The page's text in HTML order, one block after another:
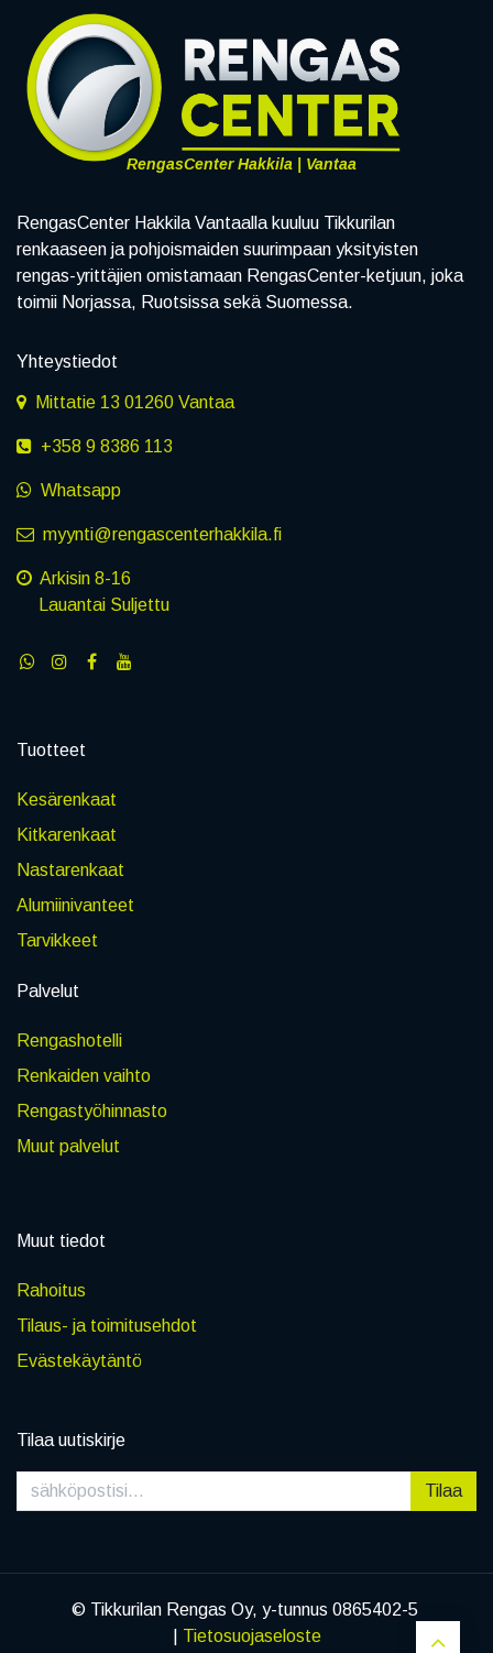
RengasCenter Hakkila | Vantaa
RengasCenter Hakkila Vantaalla kuuluu Tikkurilan
renkaaseen ja pohjoismaiden suurimpaan yksityisten
rengas-yrittäjien omistamaan RengasCenter-ketjuun, joka
toimii Norjassa, Ruotsissa sekä Suomessa.
Yhteystiedot
Mittatie 13 01260 Vantaa
+358 9 8386 113
Whatsapp
myynti@rengascenterhakkila.fi
Arkisin 8-16
Lauantai Suljettu
Tuotteet
Kesärenkaat
Kitkarenkaat
Nastarenkaat
Alumiinivanteet
Tarvikkeet
Palvelut
Rengashotelli
Renkaiden vaihto
Rengastyöhinnasto
Muut palvelut
Muut tiedot
Rahoitus
Tilaus- ja toimitusehdot
Evästekäytäntö
Tilaa uutiskirje
Tilaa
© Tikkurilan Rengas Oy, y-tunnus 0865402-5
Tietosuojaseloste